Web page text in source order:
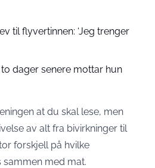
til flyvertinnen: ‘Jeg trenger
dager senere mottar hun
at du skal lese, men
av alt fra bivirkninger til
forskjell på hvilke
med mat.